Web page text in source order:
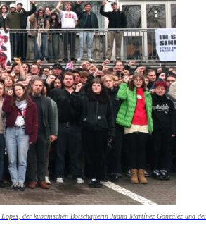
der ­kubanischen Botschafterin Juana Martínez González und